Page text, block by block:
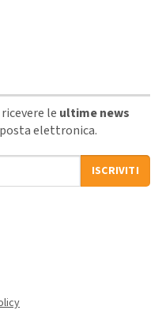
le ultime news
elettronica.
ISCRIVITI